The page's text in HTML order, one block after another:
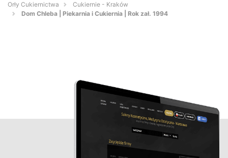
Orły Cukiernictwa
Cukiernie - Kraków
Dom Chleba | Piekarnia i Cukiernia | Rok zał. 1994